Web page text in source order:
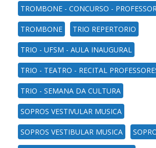
TROMBONE - CONCURSO -
TROMBONE TRIO REPERTORIO
TRIO - UFSM - AULA INAUGURAL
TRIO - TEATRO - RECITAL
TRIO - SEMANA DA CULTURA
SOPROS VESTIVULAR MUSICA
SOPROS VESTIBULAR MUSICA